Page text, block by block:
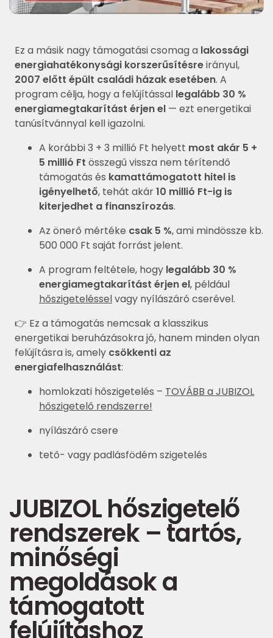
Ez a másik nagy támogatási csomag a lakossági
energiahatékonysági korszerűsítésreirányul,
2007 előtt épült családi házak esetében. A
program célja, hogy a felújítással legalább 30 %
energiamegtakarítást érjen el — ezt energetikai
tanúsítvánnyal kell igazolni.
A korábbi 3 + 3 millió Ft helyett most akár 5 +
5 millió Ft összegű vissza nem térítendő
támogatás és kamattámogatott hitel is
igényelhető, tehát akár10 millió Ft-ig is
kiterjedhet a finanszírozás.
Az önerő mértéke csak 5 %, ami mindössze kb.
500 000 Ft saját forrást jelent.
A program feltétele, hogy legalább 30 %
energiamegtakarítást érjen el, például
hőszigetelésselvagy nyílászáró cserével.
👉 Ez a támogatás nemcsak a klasszikus
energetikai beruházásokra jó, hanem minden olyan
felújításra is, amely csökkenti az
energiafelhasználást:
homlokzati hőszigetelés – TOVÁBB a JUBIZOL
hőszigetelő rendszerre!
nyílászáró csere
tető- vagy padlásfödém szigetelés
JUBIZOL hőszigetelő
rendszerek – tartós,
minőségi
megoldások a
támogatott
felújításhoz